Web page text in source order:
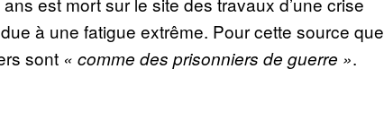
à une fatigue extrême. Pour cette source que
sont « comme des prisonniers de guerre ».